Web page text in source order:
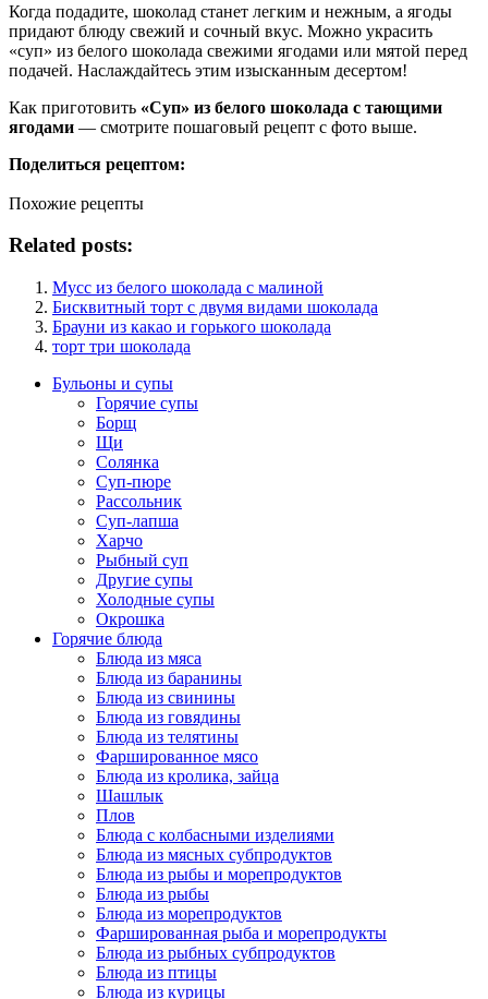
Когда подадите, шоколад станет легким и нежным, а ягоды
придают блюду свежий и сочный вкус. Можно украсить
«суп» из белого шоколада свежими ягодами или мятой перед
подачей. Наслаждайтесь этим изысканным десертом!
Как приготовить «Суп» из белого шоколада с тающими
ягодами — смотрите пошаговый рецепт с фото выше.
Поделиться рецептом:
Похожие рецепты
Related posts:
Мусс из белого шоколада с малиной
Бисквитный торт с двумя видами шоколада
Брауни из какао и горького шоколада
торт три шоколада
Бульоны и супы
Горячие супы
Борщ
Щи
Солянка
Суп-пюре
Рассольник
Суп-лапша
Харчо
Рыбный суп
Другие супы
Холодные супы
Окрошка
Горячие блюда
Блюда из мяса
Блюда из баранины
Блюда из свинины
Блюда из говядины
Блюда из телятины
Фаршированное мясо
Блюда из кролика, зайца
Шашлык
Плов
Блюда с колбасными изделиями
Блюда из мясных субпродуктов
Блюда из рыбы и морепродуктов
Блюда из рыбы
Блюда из морепродуктов
Фаршированная рыба и морепродукты
Блюда из рыбных субпродуктов
Блюда из птицы
Блюда из курицы